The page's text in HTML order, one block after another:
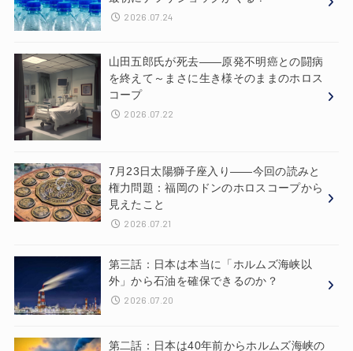
2026.07.24
山田五郎氏が死去——原発不明癌との闘病
を終えて～まさに生き様そのままのホロス
コープ
2026.07.22
7月23日太陽獅子座入り——今回の読みと
権力問題：福岡のドンのホロスコープから
見えたこと
2026.07.21
第三話：日本は本当に「ホルムズ海峡以
外」から石油を確保できるのか？
2026.07.20
第二話：日本は40年前からホルムズ海峡の